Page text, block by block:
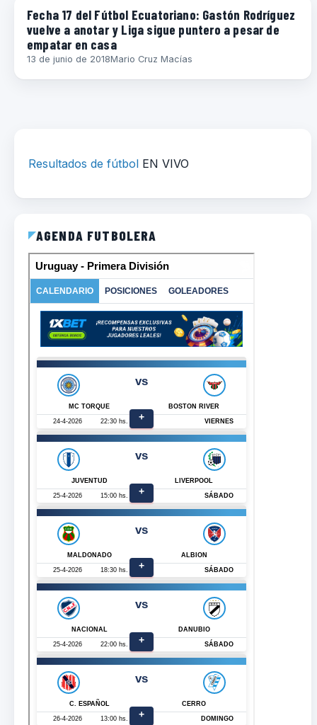
Fecha 17 del Fútbol Ecuatoriano: Gastón Rodríguez
vuelve a anotar y Liga sigue puntero a pesar de
empatar en casa
13 de junio de 2018Mario Cruz Macías
Resultados de fútbol EN VIVO
AGENDA FUTBOLERA